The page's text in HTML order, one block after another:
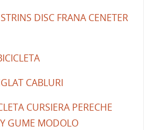
DISC FRANA CENETER
CABLURI
CURSIERA PERECHE
GUME MODOLO